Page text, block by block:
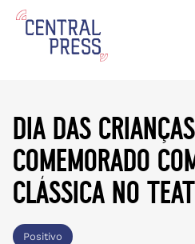
dia das
comemorado
clássica no
Positivo